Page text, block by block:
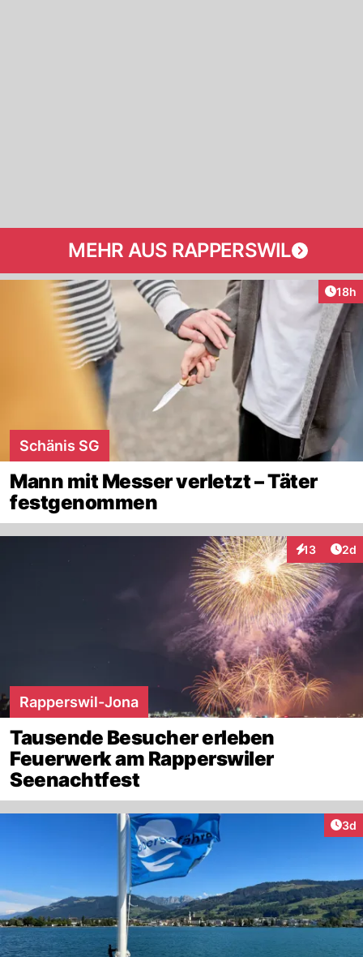
MEHR AUS RAPPERSWIL
18h
Schänis SG
Mann mit Messer verletzt – Täter
festgenommen
13
Interaktionen
2d
Rapperswil-Jona
Tausende Besucher erleben
Feuerwerk am Rapperswiler
Seenachtfest
3d